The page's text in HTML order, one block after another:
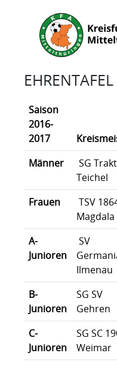
Saison
2016-
2017
Männer
SG
Teichel
Frauen
TSV
Magdala
A-
Junioren
SV
Ilmenau
B-
Junioren
SG SV
Gehren
C-
Junioren
SG SC
Weimar